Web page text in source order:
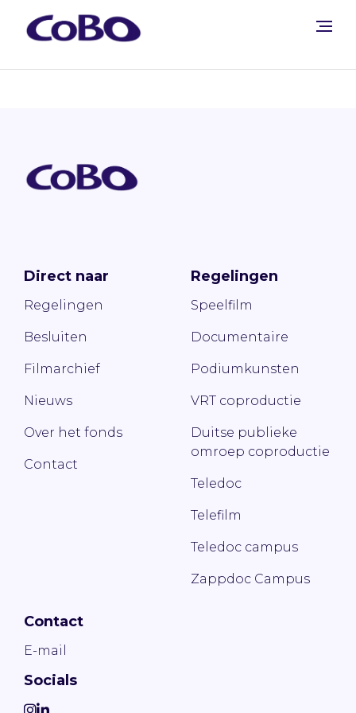
Direct naar
Regelingen
Besluiten
Filmarchief
Nieuws
Over het fonds
Contact
Regelingen
Speelfilm
Documentaire
Podiumkunsten
VRT coproductie
Duitse publieke
omroep coproductie
Teledoc
Telefilm
Teledoc campus
Zappdoc Campus
Contact
E-mail
Socials